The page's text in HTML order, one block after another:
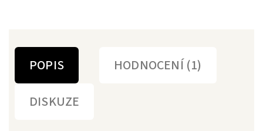
POPIS
HODNOCENÍ (1)
DISKUZE